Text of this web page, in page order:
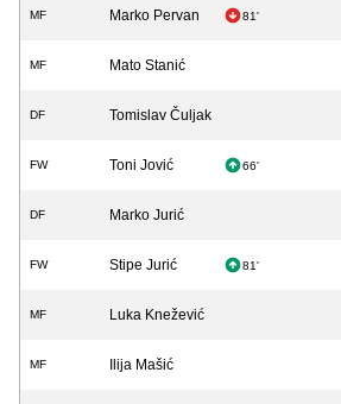
MF Marko Pervan 81'
MF Mato Stanić
DF Tomislav Čuljak
FW Toni Jović 66'
DF Marko Jurić
FW Stipe Jurić 81'
MF Luka Knežević
MF Ilija Mašić